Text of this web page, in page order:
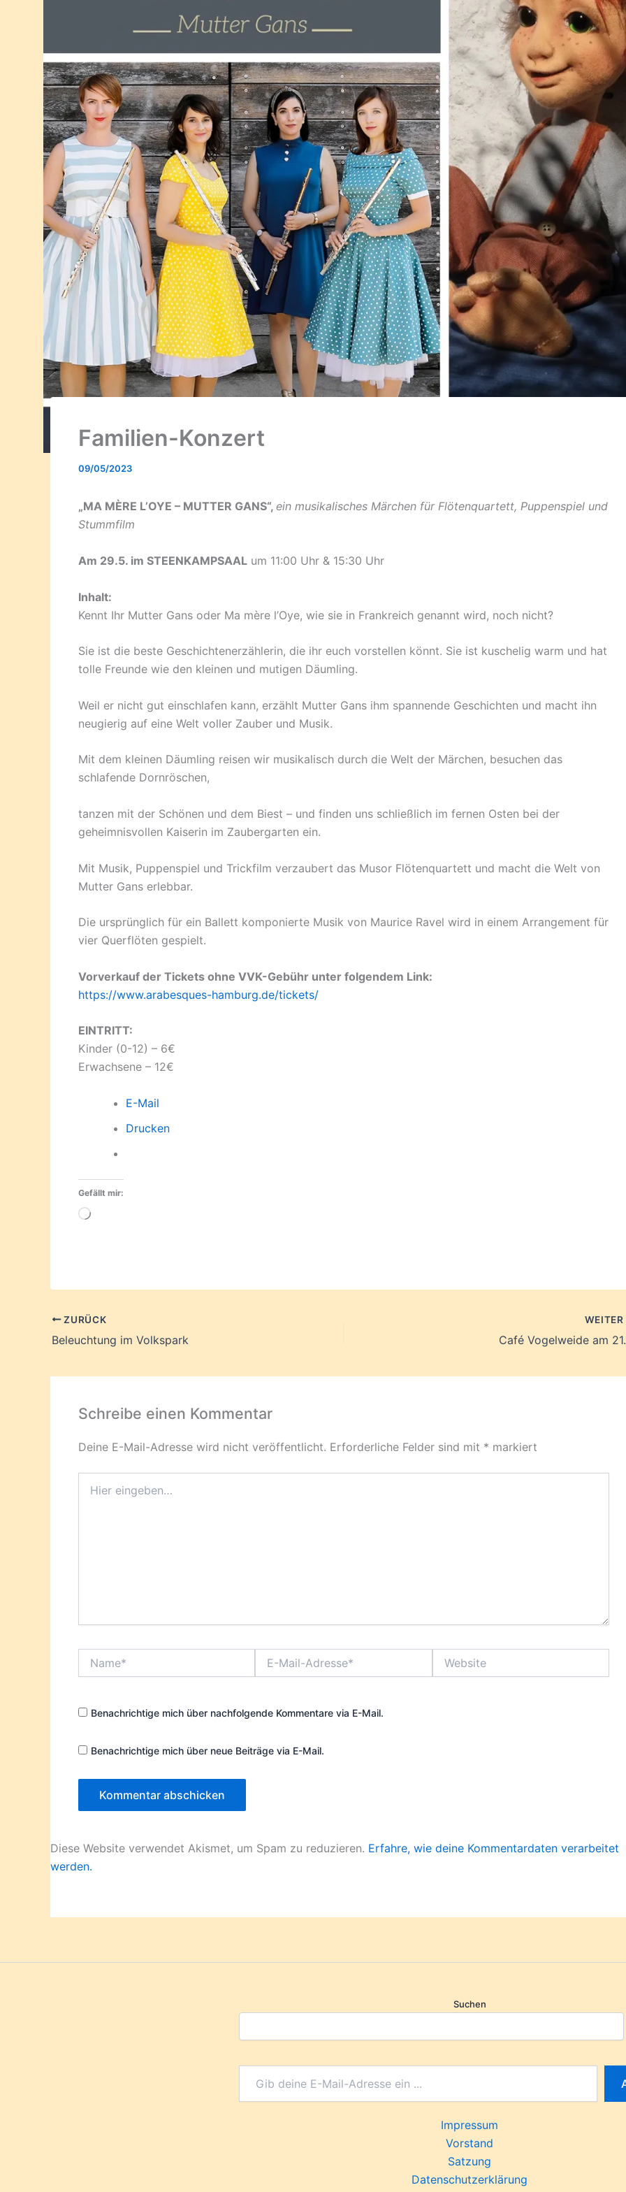
Familien-Konzert
09/05/2023
„MA MÈRE L’OYE – MUTTER GANS“, ein musikalisches Märchen für Flötenquartett, Puppenspiel und
Stummfilm
Am 29.5. im STEENKAMPSAAL um 11:00 Uhr & 15:30 Uhr
Inhalt:
Kennt Ihr Mutter Gans oder Ma mère l’Oye, wie sie in Frankreich genannt wird, noch nicht?
Sie ist die beste Geschichtenerzählerin, die ihr euch vorstellen könnt. Sie ist kuschelig warm und hat
tolle Freunde wie den kleinen und mutigen Däumling.
Weil er nicht gut einschlafen kann, erzählt Mutter Gans ihm spannende Geschichten und macht ihn
neugierig auf eine Welt voller Zauber und Musik.
Mit dem kleinen Däumling reisen wir musikalisch durch die Welt der Märchen, besuchen das
schlafende Dornröschen,
tanzen mit der Schönen und dem Biest – und finden uns schließlich im fernen Osten bei der
geheimnisvollen Kaiserin im Zaubergarten ein.
Mit Musik, Puppenspiel und Trickfilm verzaubert das Musor Flötenquartett und macht die Welt von
Mutter Gans erlebbar.
Die ursprünglich für ein Ballett komponierte Musik von Maurice Ravel wird in einem Arrangement für
vier Querflöten gespielt.
Vorverkauf der Tickets ohne VVK-Gebühr unter folgendem Link:
https://www.arabesques-hamburg.de/tickets/
EINTRITT:
Kinder (0-12) – 6€
Erwachsene – 12€
E-Mail
Drucken
Gefällt mir:
Wird
ZURÜCK
Beleuchtung im Volkspark
WEITER
Café Vogelweide am
Schreibe einen Kommentar
Deine E-Mail-Adresse wird nicht veröffentlicht. Erforderliche Felder sind mit * markiert
eingeben…
Mail-
Benachrichtige mich über nachfolgende Kommentare via E-Mail.
Benachrichtige mich über neue Beiträge via E-Mail.
Diese Website verwendet Akismet, um Spam zu reduzieren. Erfahre, wie deine Kommentardaten verarbeitet
werden.
Suchen
Impressum
Vorstand
Satzung
Datenschutzerklärung